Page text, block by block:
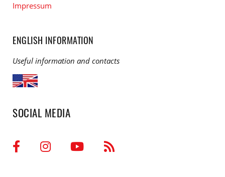
Impressum
ENGLISH INFORMATION
Useful information and contacts
SOCIAL MEDIA